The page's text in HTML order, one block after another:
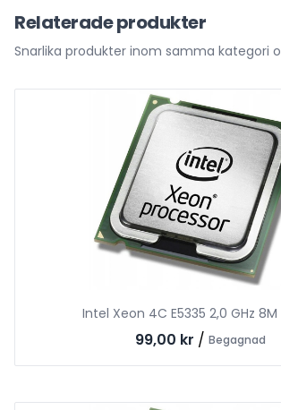
Relaterade produkter
Snarlika produkter inom samma kategori
Intel Xeon 4C E5335 2,0 GHz 8M
99,00 kr / Begagnad